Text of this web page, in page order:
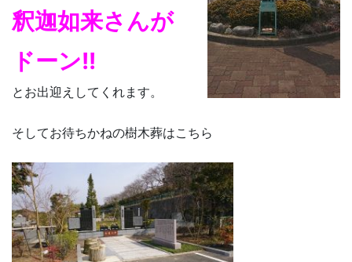
釈迦如来さんが
ドーン!!
とお出迎えしてくれます。
そしてお待ちかねの樹木葬はこちら